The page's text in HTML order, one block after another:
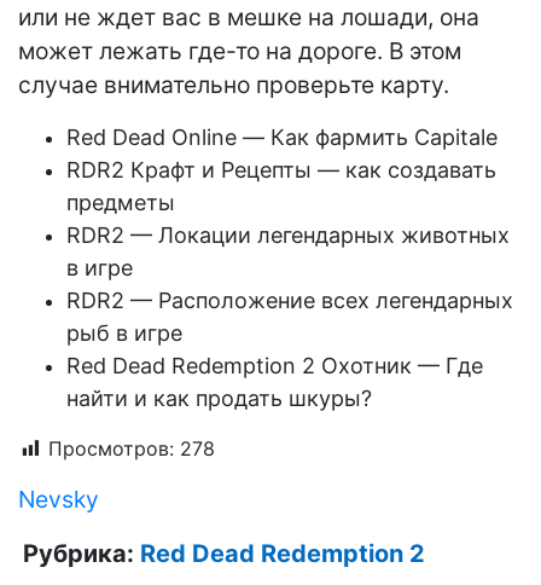
или не ждет вас в мешке на лошади, она
может лежать где-то на дороге. В этом
случае внимательно проверьте карту.
Red Dead Online — Как фармить Capitale
RDR2 Крафт и Рецепты — как создавать
предметы
RDR2 — Локации легендарных животных
в игре
RDR2 — Расположение всех легендарных
рыб в игре
Red Dead Redemption 2 Охотник — Где
найти и как продать шкуры?
Просмотров: 278
Nevsky
Рубрика: Red Dead Redemption 2